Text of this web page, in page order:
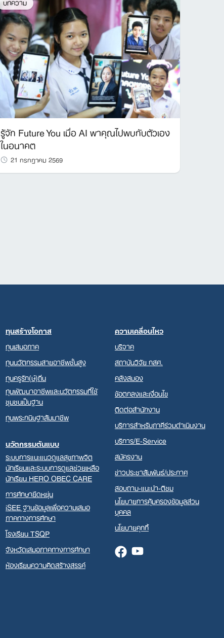
รู้จัก Future You เมื่อ AI พาคุณไปพบกับตัวเอง
ในอนาคต
21 กรกฎาคม 2569
ทุนสร้างโอกาส
ทุนเสมอภาค
ทุนนวัตกรรมสายอาชีพชั้นสูง
ทุนครูรัก(ษ์)ถิ่น
ทุนพัฒนาอาชีพและนวัตกรรมที่ใช้
ชุมชนเป็นฐาน
ทุนพระกนิษฐาสัมมาชีพ
นวัตกรรมต้นแบบ
ระบบการแนะแนวดูแลสุขภาพจิต
นักเรียนและระบบการดูแลช่วยเหลือ
นักเรียน HERO OBEC CARE
การศึกษายืดหยุ่น
iSEE ฐานข้อมูลเพื่อความเสมอ
ภาคทางการศึกษา
โรงเรียน TSQP
จังหวัดเสมอภาคทางการศึกษา
ห้องเรียนความคิดสร้างสรรค์
ความเคลื่อนไหว
บริจาค
สถาบันวิจัย กสศ.
คลังสมอง
ข้อตกลงและเงื่อนไข
ติดต่อสำนักงาน
บริการสำหรับภาคีร่วมดำเนินงาน
บริการ/E-Service
สมัครงาน
ข่าวประชาสัมพันธ์/ประกาศ
สอบถาม-แนะนำ-ติชม
นโยบายการคุ้มครองข้อมูลส่วน
บุคคล
นโยบายคุกกี้
FacebookYoutube